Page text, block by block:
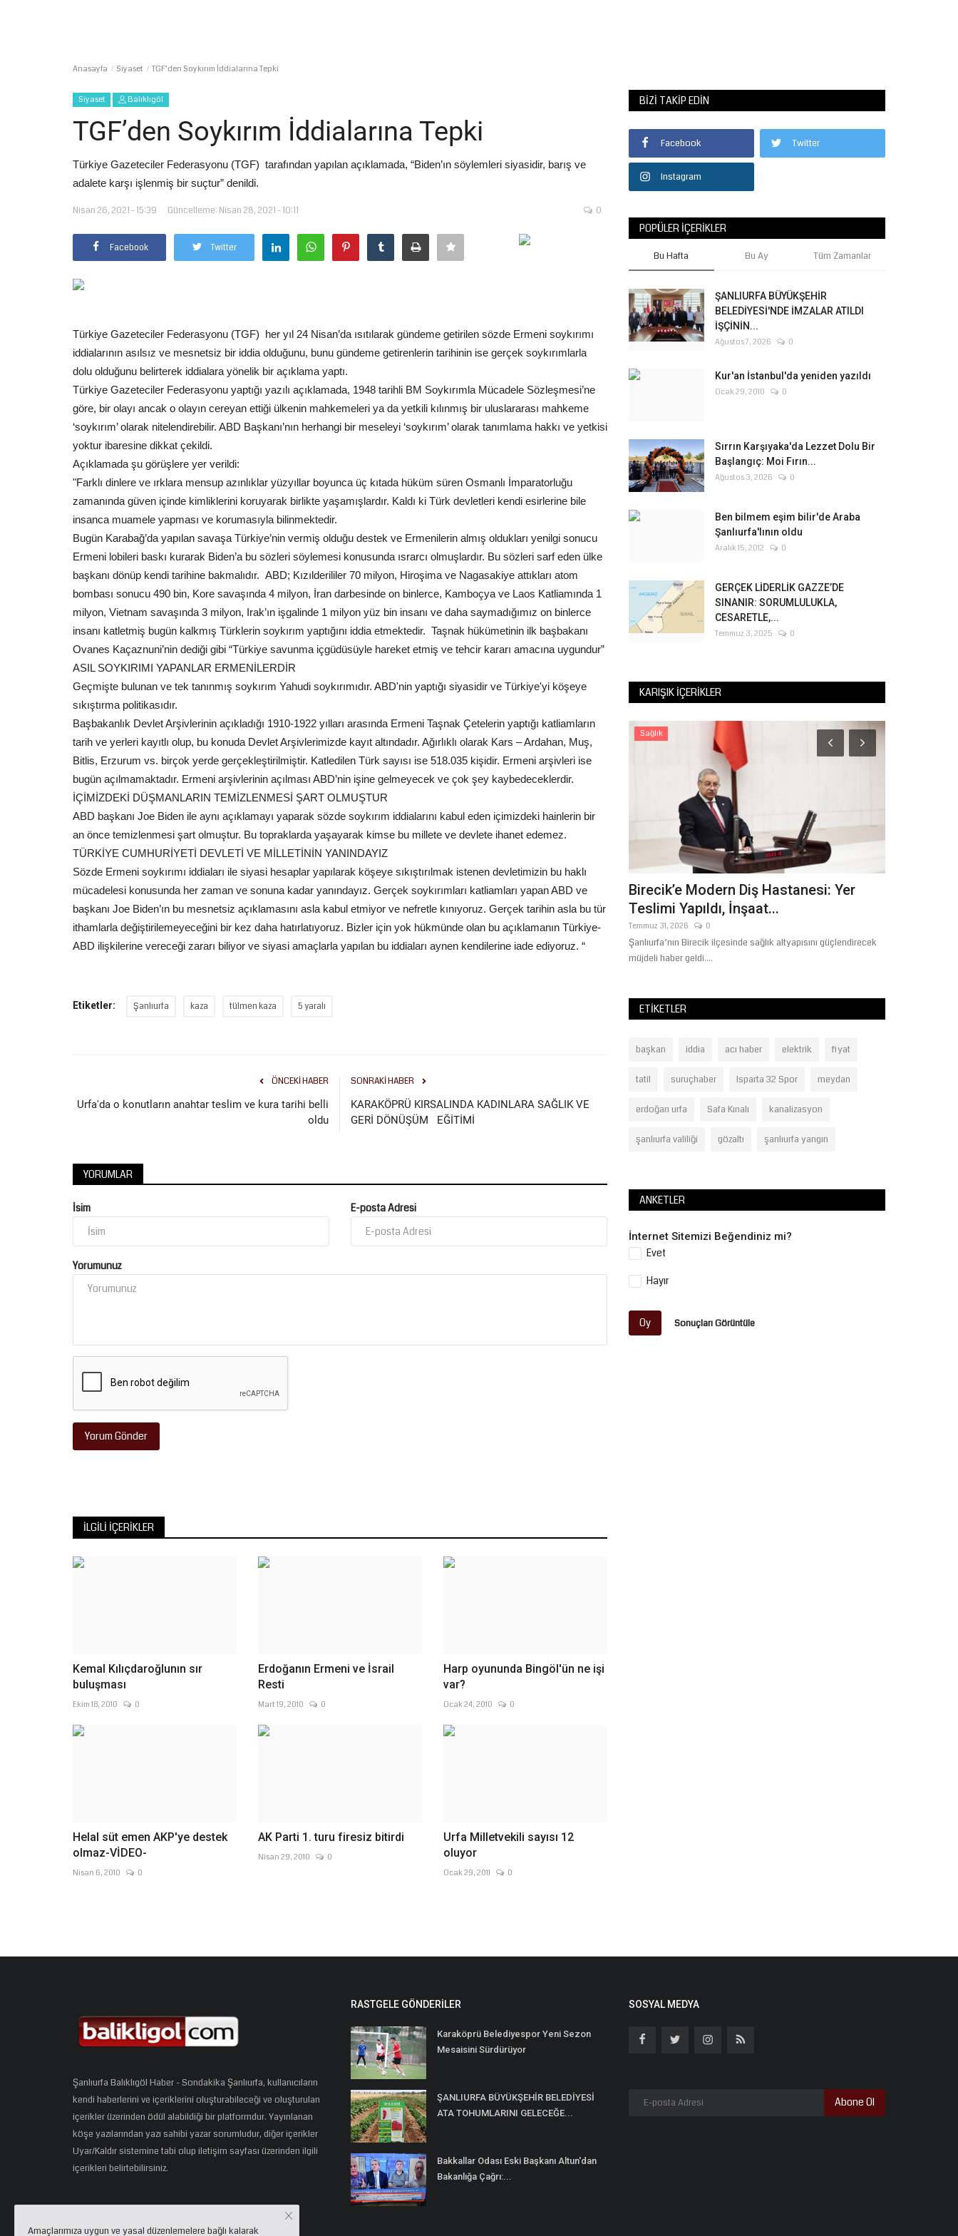
Anasayfa Siyaset TGF’den Soykırım İddialarına Tepki
Siyaset Balıklıgöl
TGF’den Soykırım İddialarına Tepki
Türkiye Gazeteciler Federasyonu (TGF) tarafından yapılan açıklamada, “Biden’ın söylemleri siyasidir, barış ve
adalete karşı işlenmiş bir suçtur” denildi.
Nisan 26, 2021 - 15:39 Güncelleme: Nisan 28, 2021 - 10:11 0
Facebook Twitter
Türkiye Gazeteciler Federasyonu (TGF) her yıl 24 Nisan’da ısıtılarak gündeme getirilen sözde Ermeni soykırımı
iddialarının asılsız ve mesnetsiz bir iddia olduğunu, bunu gündeme getirenlerin tarihinin ise gerçek soykırımlarla
dolu olduğunu belirterek iddialara yönelik bir açıklama yaptı.
Türkiye Gazeteciler Federasyonu yaptığı yazılı açıklamada, 1948 tarihli BM Soykırımla Mücadele Sözleşmesi’ne
göre, bir olayı ancak o olayın cereyan ettiği ülkenin mahkemeleri ya da yetkili kılınmış bir uluslararası mahkeme
‘soykırım’ olarak nitelendirebilir. ABD Başkanı’nın herhangi bir meseleyi ‘soykırım’ olarak tanımlama hakkı ve yetkisi
yoktur ibaresine dikkat çekildi.
Açıklamada şu görüşlere yer verildi:
"Farklı dinlere ve ırklara mensup azınlıklar yüzyıllar boyunca üç kıtada hüküm süren Osmanlı İmparatorluğu
zamanında güven içinde kimliklerini koruyarak birlikte yaşamışlardır. Kaldı ki Türk devletleri kendi esirlerine bile
insanca muamele yapması ve korumasıyla bilinmektedir.
Bugün Karabağ’da yapılan savaşa Türkiye’nin vermiş olduğu destek ve Ermenilerin almış oldukları yenilgi sonucu
Ermeni lobileri baskı kurarak Biden’a bu sözleri söylemesi konusunda ısrarcı olmuşlardır. Bu sözleri sarf eden ülke
başkanı dönüp kendi tarihine bakmalıdır. ABD; Kızılderililer 70 milyon, Hiroşima ve Nagasakiye attıkları atom
bombası sonucu 490 bin, Kore savaşında 4 milyon, İran darbesinde on binlerce, Kamboçya ve Laos Katliamında 1
milyon, Vietnam savaşında 3 milyon, Irak’ın işgalinde 1 milyon yüz bin insanı ve daha saymadığımız on binlerce
insanı katletmiş bugün kalkmış Türklerin soykırım yaptığını iddia etmektedir. Taşnak hükümetinin ilk başbakanı
Ovanes Kaçaznuni’nin dediği gibi “Türkiye savunma içgüdüsüyle hareket etmiş ve tehcir kararı amacına uygundur”
ASIL SOYKIRIMI YAPANLAR ERMENİLERDİR
Geçmişte bulunan ve tek tanınmış soykırım Yahudi soykırımıdır. ABD'nin yaptığı siyasidir ve Türkiye'yi köşeye
sıkıştırma politikasıdır.
Başbakanlık Devlet Arşivlerinin açıkladığı 1910-1922 yılları arasında Ermeni Taşnak Çetelerin yaptığı katliamların
tarih ve yerleri kayıtlı olup, bu konuda Devlet Arşivlerimizde kayıt altındadır. Ağırlıklı olarak Kars – Ardahan, Muş,
Bitlis, Erzurum vs. birçok yerde gerçekleştirilmiştir. Katledilen Türk sayısı ise 518.035 kişidir. Ermeni arşivleri ise
bugün açılmamaktadır. Ermeni arşivlerinin açılması ABD’nin işine gelmeyecek ve çok şey kaybedeceklerdir.
İÇİMİZDEKİ DÜŞMANLARIN TEMİZLENMESİ ŞART OLMUŞTUR
ABD başkanı Joe Biden ile aynı açıklamayı yaparak sözde soykırım iddialarını kabul eden içimizdeki hainlerin bir
an önce temizlenmesi şart olmuştur. Bu topraklarda yaşayarak kimse bu millete ve devlete ihanet edemez.
TÜRKİYE CUMHURİYETİ DEVLETİ VE MİLLETİNİN YANINDAYIZ
Sözde Ermeni soykırımı iddiaları ile siyasi hesaplar yapılarak köşeye sıkıştırılmak istenen devletimizin bu haklı
mücadelesi konusunda her zaman ve sonuna kadar yanındayız. Gerçek soykırımları katliamları yapan ABD ve
başkanı Joe Biden’ın bu mesnetsiz açıklamasını asla kabul etmiyor ve nefretle kınıyoruz. Gerçek tarihin asla bu tür
ithamlarla değiştirilemeyeceğini bir kez daha hatırlatıyoruz. Bizler için yok hükmünde olan bu açıklamanın Türkiye-
ABD ilişkilerine vereceği zararı biliyor ve siyasi amaçlarla yapılan bu iddiaları aynen kendilerine iade ediyoruz. “
Etiketler: Şanlıurfa kaza tülmen kaza 5 yaralı
ÖNCEKI HABER
Urfa'da o konutların anahtar teslim ve kura tarihi belli
oldu
SONRAKI HABER
KARAKÖPRÜ KIRSALINDA KADINLARA SAĞLIK VE
GERİ DÖNÜŞÜM EĞİTİMİ
YORUMLAR
İsim E-posta Adresi
Yorumunuz
Yorum Gönder
İLGILI İÇERIKLER
Kemal Kılıçdaroğlunın sır
buluşması
Ekim 18, 2010 0
Erdoğanın Ermeni ve İsrail
Resti
Mart 19, 2010 0
Harp oyununda Bingöl'ün ne işi
var?
Ocak 24, 2010 0
Helal süt emen AKP'ye destek
olmaz-VİDEO-
Nisan 6, 2010 0
AK Parti 1. turu firesiz bitirdi
Nisan 29, 2010 0
Urfa Milletvekili sayısı 12
oluyor
Ocak 29, 2011 0
BIZI TAKIP EDIN
Facebook Twitter
Instagram
POPÜLER İÇERIKLER
Bu Hafta Bu Ay Tüm Zamanlar
ŞANLIURFA BÜYÜKŞEHİR
BELEDİYESİ'NDE İMZALAR ATILDI
İŞÇİNİN...
Ağustos 7, 2026 0
Kur'an İstanbul'da yeniden yazıldı
Ocak 29, 2010 0
Sırrın Karşıyaka'da Lezzet Dolu Bir
Başlangıç: Moi Fırın...
Ağustos 3, 2026 0
Ben bilmem eşim bilir'de Araba
Şanlıurfa'lının oldu
Aralık 15, 2012 0
GERÇEK LİDERLİK GAZZE’DE
SINANIR: SORUMLULUKLA,
CESARETLE,...
Temmuz 3, 2025 0
KARIŞIK İÇERIKLER
Eğitim-Bir-Sen Başkanı Coşkun’dan E-
Sınav Tepkisi: “Bu...
Temmuz 24, 2026 0
İlk Defa Yönetici Görevlendirme eğitimi sonrasında
Romanya’da Şanlıurfa Rüzgârı: Lale
Festivali’nde Kardeşlik...
Nisan 17, 2026 0
Şanlıurfa Büyükşehir Belediye Başkanı Mehmet Kasım Gülpınar,
Sağlık
Birecik’e Modern Diş Hastanesi: Yer
Teslimi Yapıldı, İnşaat...
Temmuz 31, 2026 0
Şanlıurfa’nın Birecik ilçesinde sağlık altyapısını güçlendirecek
müjdeli haber geldi....
ETIKETLER
başkan iddia acı haber elektrik fiyat
tatil suruçhaber Isparta 32 Spor meydan
erdoğan urfa Safa Kınalı kanalizasyon
şanlıurfa valiliği gözaltı şanlıurfa yangın
ANKETLER
İnternet Sitemizi Beğendiniz mi?
Evet
Hayır
Oy Sonuçları Görüntüle
Şanlıurfa Balıklıgöl Haber - Sondakika Şanlıurfa, kullanıcıların
kendi haberlerini ve içeriklerini oluşturabileceği ve oluşturulan
içerikler üzerinden ödül alabildiği bir platformdur. Yayınlanan
köşe yazılarından yazı sahibi yazar sorumludur, diğer içerikler
Uyar/Kaldır sistemine tabi olup iletişim sayfası üzerinden ilgili
içerikleri belirtebilirsiniz.
RASTGELE GÖNDERILER
Karaköprü Belediyespor Yeni Sezon
Mesaisini Sürdürüyor
ŞANLIURFA BÜYÜKŞEHİR BELEDİYESİ
ATA TOHUMLARINI GELECEĞE...
Bakkallar Odası Eski Başkanı Altun'dan
Bakanlığa Çağrı:...
SOSYAL MEDYA
Abone Ol
Amaçlarımıza uygun ve yasal düzenlemelere bağlı kalarak